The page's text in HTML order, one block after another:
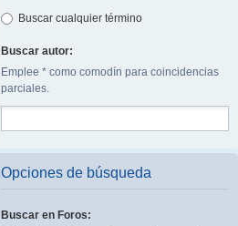
Buscar cualquier término
Buscar autor:
Emplee * como comodín para coincidencias
parciales.
Opciones de búsqueda
Buscar en Foros: